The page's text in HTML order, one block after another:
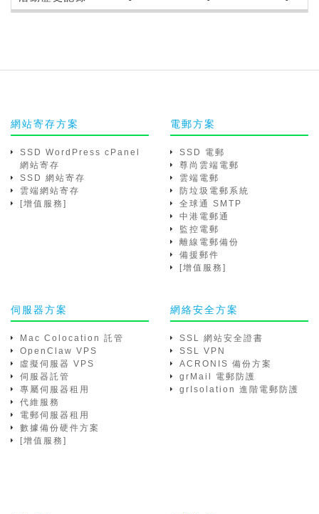
網站寄存方案
SSD WordPress cPanel
網站寄存
SSD 網站寄存
雲端網站寄存
[增值服務]
電郵方案
SSD 電郵
尊尚雲端電郵
雲端電郵
防垃圾電郵系統
全球通 SMTP
中港電郵通
監控電郵
離線電郵備份
備援郵件
[增值服務]
伺服器方案
Mac Colocation 託管
OpenClaw VPS
虛擬伺服器 VPS
伺服器託管
專屬伺服器租用
代維服務
電郵伺服器租用
數據備份硬件方案
[增值服務]
網絡安全方案
SSL 網站安全證書
SSL VPN
ACRONIS 備份方案
grMail 電郵防護
grIsolation 進階電郵防護